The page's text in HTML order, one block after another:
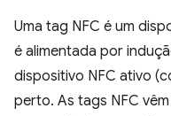
Uma tag NFC é um
é alimentada por
dispositivo NFC ativo
perto. As tags NFC